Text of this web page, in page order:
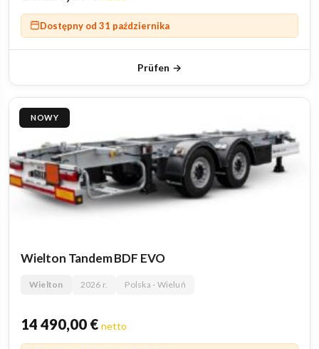
Dostępny od 31 października
Prüfen →
NOWY
Wielton Tandem BDF EVO
Wielton 2026 r. Polska - Wieluń
14 490,00 € netto